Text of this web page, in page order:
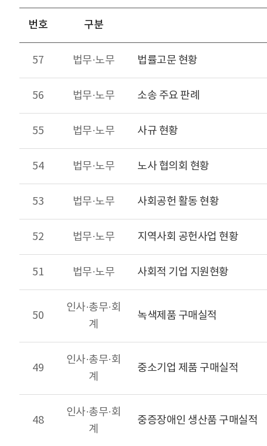
번호 구분
57 법무·노무 법률고문 현황
56 법무·노무 소송 주요 판례
55 법무·노무 사규 현황
54 법무·노무 노사 협의회 현황
53 법무·노무 사회공헌 활동 현황
52 법무·노무 지역사회 공헌사업 현황
51 법무·노무 사회적 기업 지원현황
50
인사·총무·회
계
녹색제품 구매실적
49
인사·총무·회
계
중소기업 제품 구매실적
48
인사·총무·회
계
중증장애인 생산품 구매실적